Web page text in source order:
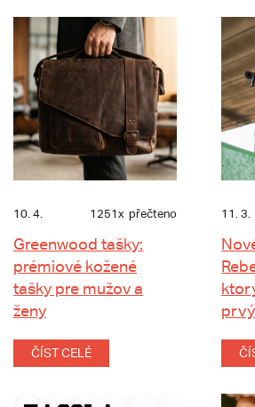
10. 4. 1251x přečteno
Greenwood tašky:
prémiové kožené
tašky pre mužov a
ženy
ČÍST CELÉ
11. 3.